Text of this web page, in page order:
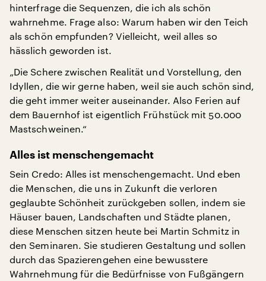
hinterfrage die Sequenzen, die ich als schön
wahrnehme. Frage also: Warum haben wir den Teich
als schön empfunden? Vielleicht, weil alles so
hässlich geworden ist.
„Die Schere zwischen Realität und Vorstellung, den
Idyllen, die wir gerne haben, weil sie auch schön sind,
die geht immer weiter auseinander. Also Ferien auf
dem Bauernhof ist eigentlich Frühstück mit 50.000
Mastschweinen.“
Alles ist menschengemacht
Sein Credo: Alles ist menschengemacht. Und eben
die Menschen, die uns in Zukunft die verloren
geglaubte Schönheit zurückgeben sollen, indem sie
Häuser bauen, Landschaften und Städte planen,
diese Menschen sitzen heute bei Martin Schmitz in
den Seminaren. Sie studieren Gestaltung und sollen
durch das Spazierengehen eine bewusstere
Wahrnehmung für die Bedürfnisse von Fußgängern